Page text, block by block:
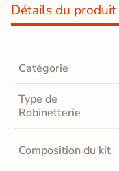
Détails du produit
Catégorie
Type de
Robinetterie
Composition du kit